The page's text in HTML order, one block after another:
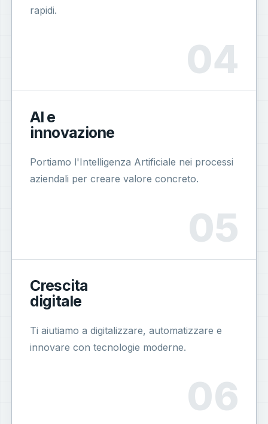
rapidi.
AI e
innovazione
Portiamo l'Intelligenza Artificiale nei processi
aziendali per creare valore concreto.
Crescita
digitale
Ti aiutiamo a digitalizzare, automatizzare e
innovare con tecnologie moderne.